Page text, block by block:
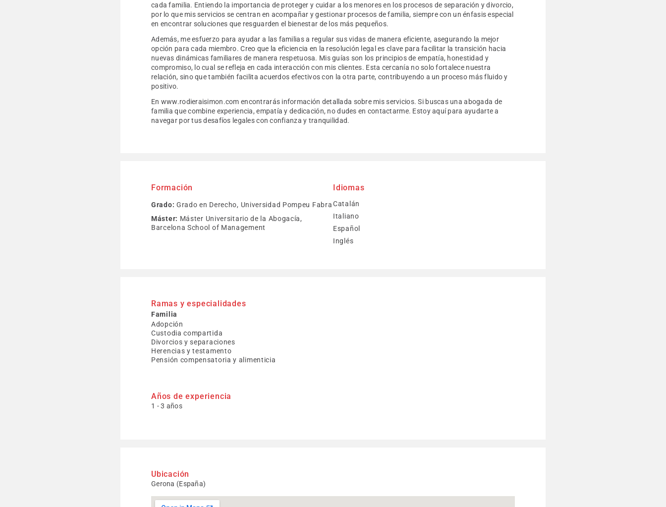
cada familia. Entiendo la importancia de proteger y cuidar a los menores en los procesos de separación y divorcio,
por lo que mis servicios se centran en acompañar y gestionar procesos de familia, siempre con un énfasis especial
en encontrar soluciones que resguarden el bienestar de los más pequeños.
Además, me esfuerzo para ayudar a las familias a regular sus vidas de manera eficiente, asegurando la mejor
opción para cada miembro. Creo que la eficiencia en la resolución legal es clave para facilitar la transición hacia
nuevas dinámicas familiares de manera respetuosa. Mis guías son los principios de empatía, honestidad y
compromiso, lo cual se refleja en cada interacción con mis clientes. Esta cercanía no solo fortalece nuestra
relación, sino que también facilita acuerdos efectivos con la otra parte, contribuyendo a un proceso más fluido y
positivo.
En www.rodieraisimon.com encontrarás información detallada sobre mis servicios. Si buscas una abogada de
familia que combine experiencia, empatía y dedicación, no dudes en contactarme. Estoy aquí para ayudarte a
navegar por tus desafíos legales con confianza y tranquilidad.
Formación
Grado: Grado en Derecho, Universidad Pompeu Fabra
Máster: Máster Universitario de la Abogacía,
Barcelona School of Management
Idiomas
Catalán
Italiano
Español
Inglés
Ramas y especialidades
Familia
Adopción
Custodia compartida
Divorcios y separaciones
Herencias y testamento
Pensión compensatoria y alimenticia
Años de experiencia
1 - 3 años
Ubicación
Gerona (España)